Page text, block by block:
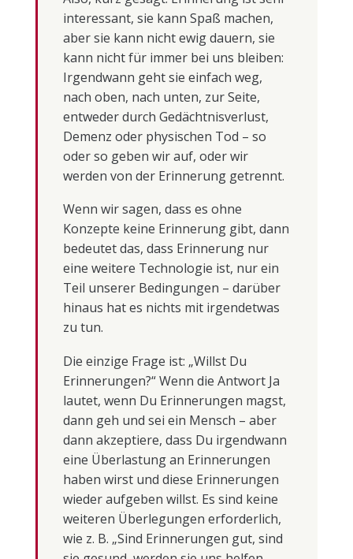
interessant, sie kann Spaß machen,
aber sie kann nicht ewig dauern, sie
kann nicht für immer bei uns bleiben:
Irgendwann geht sie einfach weg,
nach oben, nach unten, zur Seite,
entweder durch Gedächtnisverlust,
Demenz oder physischen Tod – so
oder so geben wir auf, oder wir
werden von der Erinnerung getrennt.
Wenn wir sagen, dass es ohne
Konzepte keine Erinnerung gibt, dann
bedeutet das, dass Erinnerung nur
eine weitere Technologie ist, nur ein
Teil unserer Bedingungen – darüber
hinaus hat es nichts mit irgendetwas
zu tun.
Die einzige Frage ist: „Willst Du
Erinnerungen?“ Wenn die Antwort Ja
lautet, wenn Du Erinnerungen magst,
dann geh und sei ein Mensch – aber
dann akzeptiere, dass Du irgendwann
eine Überlastung an Erinnerungen
haben wirst und diese Erinnerungen
wieder aufgeben willst. Es sind keine
weiteren Überlegungen erforderlich,
wie z. B. „Sind Erinnerungen gut, sind